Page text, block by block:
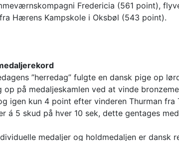
Fredericia (561 point),
Hærens Kampskole i Oksbøl (543 point).
”herredag” fulgte en dansk pige op
op på medaljeskamlen ved at vinde
igen kun 4 point efter vinderen Thurman
á 5 skud på hver 10 sek, dette gentages
medaljer og holdmedaljen er